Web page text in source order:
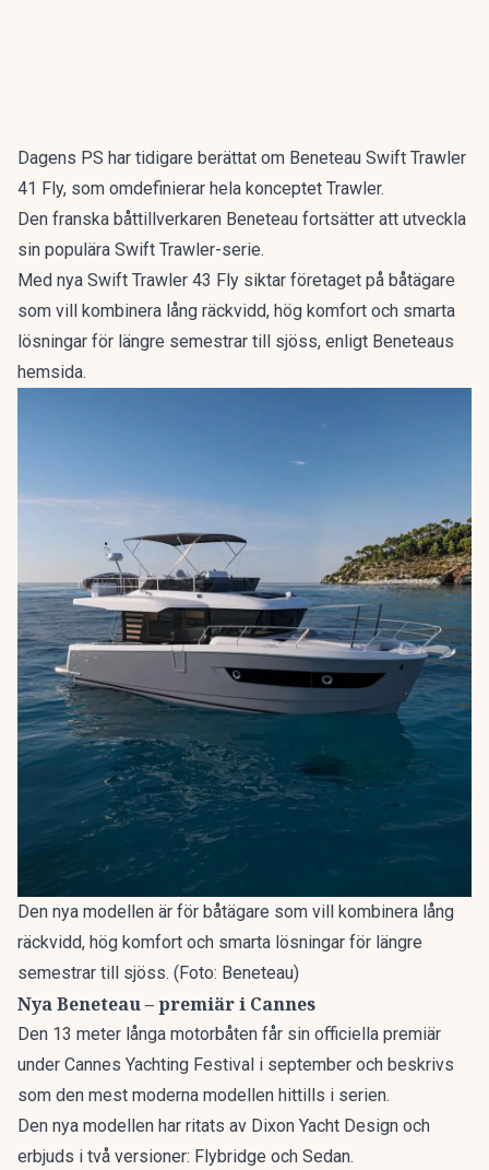
Dagens PS har tidigare berättat om Beneteau Swift Trawler
41 Fly, som omdefinierar hela konceptet Trawler.
Den franska båttillverkaren Beneteau fortsätter att utveckla
sin populära Swift Trawler-serie.
Med nya Swift Trawler 43 Fly siktar företaget på båtägare
som vill kombinera lång räckvidd, hög komfort och smarta
lösningar för längre semestrar till sjöss, enligt Beneteaus
hemsida.
Den nya modellen är för båtägare som vill kombinera lång
räckvidd, hög komfort och smarta lösningar för längre
semestrar till sjöss. (Foto: Beneteau)
Nya Beneteau – premiär i Cannes
Den 13 meter långa motorbåten får sin officiella premiär
under Cannes Yachting Festival i september och beskrivs
som den mest moderna modellen hittills i serien.
Den nya modellen har ritats av Dixon Yacht Design och
erbjuds i två versioner: Flybridge och Sedan.